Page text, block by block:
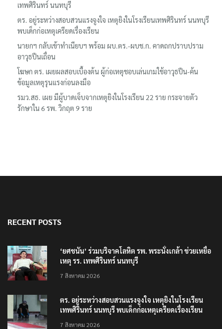
เทพศิรินทร์ นนทบุรี
ตร. อยู่ระหว่างสอบสวนแรงจูงใจ เหตุยิงในโรงเรียนเทพศิรินทร์ นนทบุรี
พบเด็กก่อเหตุเครียดเรื่องเรียน
นายกฯ กลับเข้าทำเนียบฯ พร้อม ผบ.ตร.-ผบช.ก. คาดถกปราบปราม
อาวุธปืนเถื่อน
โฆษก ตร. เผยผลสอบเบื้องต้น ผู้ก่อเหตุชอบเล่นเกมใช้อาวุธปืน-ค้น
ข้อมูลเหตุรุนแรงก่อนลงมือ
รมว.สธ. เผย มีผู้บาดเจ็บจากเหตุยิงในโรงเรียน 22 ราย กระจายตัว
รักษาใน 6 รพ. วิกฤต 9 ราย
RECENT POSTS
‘ยศชนัน’ ร่วมบริจาคโลหิต รพ. พระนั่งเกล้า ช่วยเหยื่อ
เหตุ รร. เทพศิรินทร์ นนทบุรี
7 สิงหาคม 2026
ตร. อยู่ระหว่างสอบสวนแรงจูงใจ เหตุยิงในโรงเรียน
เทพศิรินทร์ นนทบุรี พบเด็กก่อเหตุเครียดเรื่องเรียน
7 สิงหาคม 2026